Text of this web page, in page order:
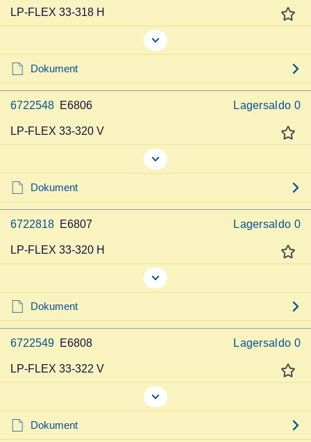
LP-FLEX 33-318 H
Dokument
6722548 E6806 Lagersaldo 0
LP-FLEX 33-320 V
Dokument
6722818 E6807 Lagersaldo 0
LP-FLEX 33-320 H
Dokument
6722549 E6808 Lagersaldo 0
LP-FLEX 33-322 V
Dokument